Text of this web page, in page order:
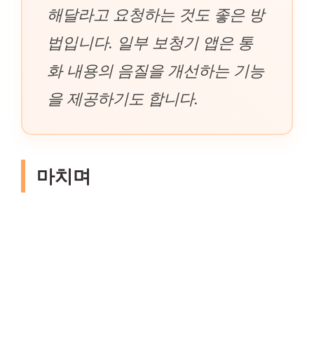
해달라고 요청하는 것도 좋은 방
법입니다. 일부 보청기 앱은 통
화 내용의 음질을 개선하는 기능
을 제공하기도 합니다.
마치며